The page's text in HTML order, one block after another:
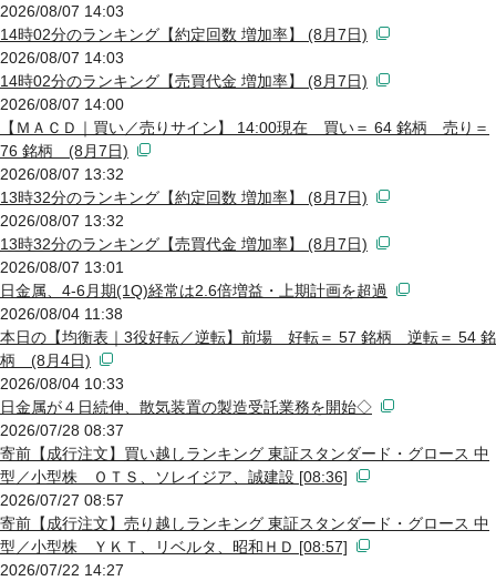
2026/08/07 14:03
14時02分のランキング【約定回数 増加率】 (8月7日)
2026/08/07 14:03
14時02分のランキング【売買代金 増加率】 (8月7日)
2026/08/07 14:00
【ＭＡＣＤ｜買い／売りサイン】 14:00現在 買い＝ 64 銘柄 売り＝
76 銘柄 (8月7日)
2026/08/07 13:32
13時32分のランキング【約定回数 増加率】 (8月7日)
2026/08/07 13:32
13時32分のランキング【売買代金 増加率】 (8月7日)
2026/08/07 13:01
日金属、4-6月期(1Q)経常は2.6倍増益・上期計画を超過
2026/08/04 11:38
本日の【均衡表｜3役好転／逆転】前場 好転＝ 57 銘柄 逆転＝ 54 銘
柄 (8月4日)
2026/08/04 10:33
日金属が４日続伸、散気装置の製造受託業務を開始◇
2026/07/28 08:37
寄前【成行注文】買い越しランキング 東証スタンダード・グロース 中
型／小型株 ＯＴＳ、ソレイジア、誠建設 [08:36]
2026/07/27 08:57
寄前【成行注文】売り越しランキング 東証スタンダード・グロース 中
型／小型株 ＹＫＴ、リベルタ、昭和ＨＤ [08:57]
2026/07/22 14:27